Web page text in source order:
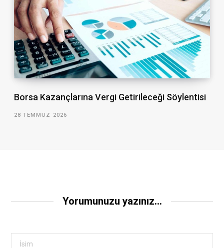
Borsa Kazançlarına Vergi Getirileceği Söylentisi
28 TEMMUZ 2026
Yorumunuzu yazınız...